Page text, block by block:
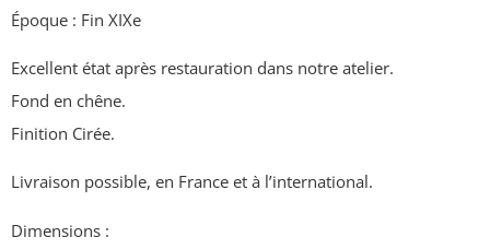
Époque : Fin XIXe
Excellent état après restauration dans notre atelier.
Fond en chêne.
Finition Cirée.
Livraison possible, en France et à l’international.
Dimensions :